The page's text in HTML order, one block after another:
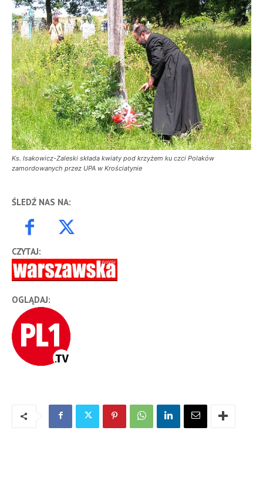
Ks. Isakowicz-Zaleski składa kwiaty pod krzyżem ku czci Polaków
zamordowanych przez UPA w Krościatynie
ŚLEDŹ NAS NA:
CZYTAJ:
OGLĄDAJ: